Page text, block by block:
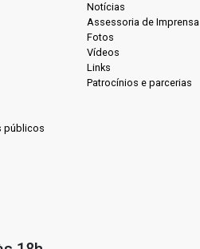
públicos
Notícias
Assessoria de Imprensa
Fotos
Vídeos
Links
Patrocínios e parcerias